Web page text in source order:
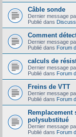
Câble sonde
Dernier message
Publié dans
Comment
Dernier message
Publié dans Forum
calculs de
Dernier message
Publié dans Forum
Freins de VTT
Dernier message
Publié dans Forum
polysubstitué
Dernier message
Publié dans Forum